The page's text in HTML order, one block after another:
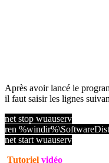
Après avoir lancé le
il faut saisir les lignes
net stop wuauserv
ren
net start wuauserv
Tutoriel vidéo